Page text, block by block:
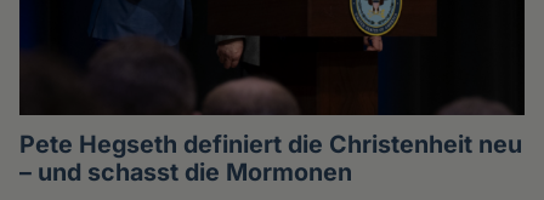
Pete Hegseth definiert die Christenheit neu
– und schasst die Mormonen